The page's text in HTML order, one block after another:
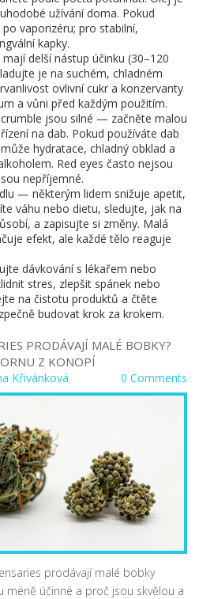
užívání doma. Pokud
vaporizéru; pro stabilní,
kapky.
delší nástup účinku (30–120
je na suchém, chladném
ovlivní cukr a konzervanty
a vůni před každým použitím.
jsou silné — začněte malou
na dab. Pokud používáte dab
hydratace, chladný obklad a
Red eyes často nejsou
nepříjemné.
— některým lidem snižuje apetit,
váhu nebo dietu, sledujte, jak na
a zapisujte si změny. Malá
efekt, ale každé tělo reaguje
dávkování s lékařem nebo
stres, zlepšit spánek nebo
na čistotu produktů a čtěte
budovat krok za krokem.
PRODÁVAJÍ MALÉ BOBKY?
Z KONOPÍ
Křivánková 0 Comments
prodávají malé bobky
méně účinné a proč jsou skvělou a